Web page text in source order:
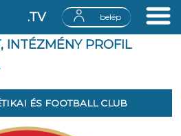
.TV belép
INTÉZMÉNY PROFIL
ÉS FOOTBALL CLUB